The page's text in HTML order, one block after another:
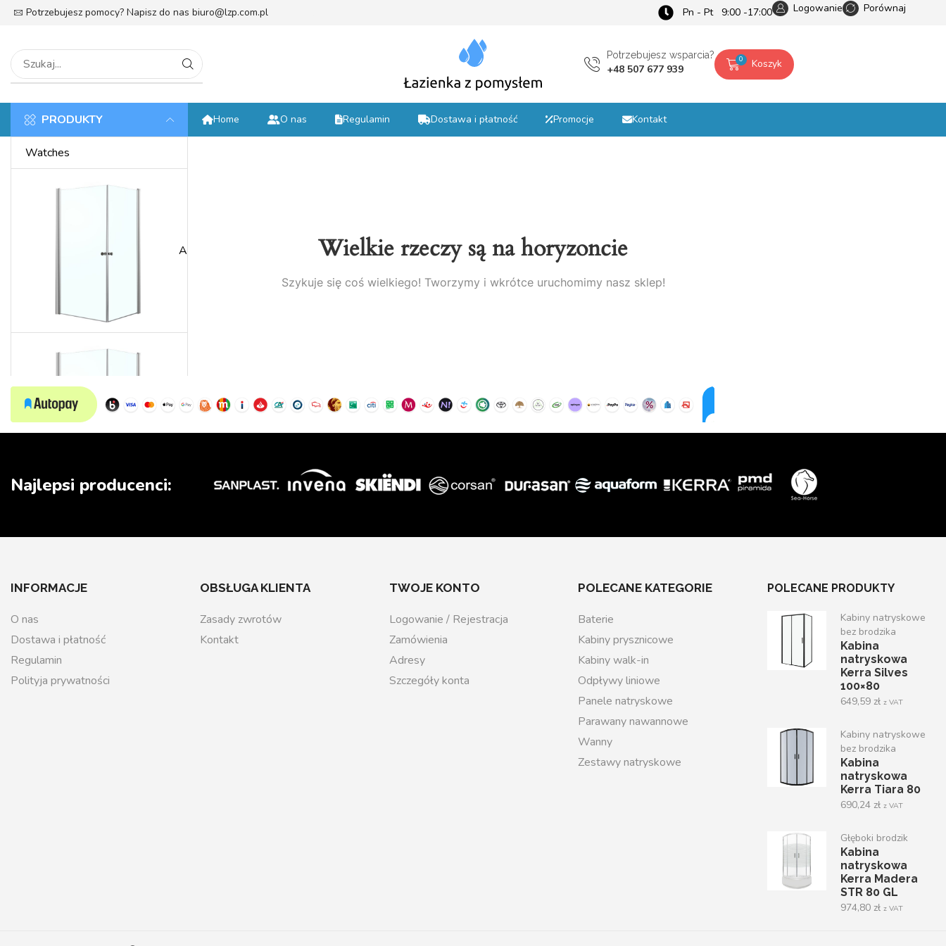
Potrzebujesz pomocy? Napisz do nas biuro@lzp.com.pl Pn - Pt 9:00 -17:00 Logowanie Porównaj
Potrzebujesz wsparcia?
+48 507 677 939
0 Koszyk
PRODUKTY
Watches
Anniversary
Wedding
Home O nas Regulamin Dostawa i płatność Promocje Kontakt
Wielkie rzeczy są na horyzoncie
Szykuje się coś wielkiego! Tworzymy i wkrótce uruchomimy nasz sklep!
Najlepsi producenci:
INFORMACJE
O nas
Dostawa i płatność
Regulamin
Polityja prywatności
OBSŁUGA KLIENTA
Zasady zwrotów
Kontakt
TWOJE KONTO
Logowanie / Rejestracja
Zamówienia
Adresy
Szczegóły konta
POLECANE KATEGORIE
Baterie
Kabiny prysznicowe
Kabiny walk-in
Odpływy liniowe
Panele natryskowe
Parawany nawannowe
Wanny
Zestawy natryskowe
POLECANE PRODUKTY
Kabiny natryskowe
bez brodzika
Kabina
natryskowa
Kerra Silves
100×80
649,59 zł z VAT
Kabiny natryskowe
bez brodzika
Kabina
natryskowa
Kerra Tiara 80
690,24 zł z VAT
Głęboki brodzik
Kabina
natryskowa
Kerra Madera
STR 80 GL
974,80 zł z VAT